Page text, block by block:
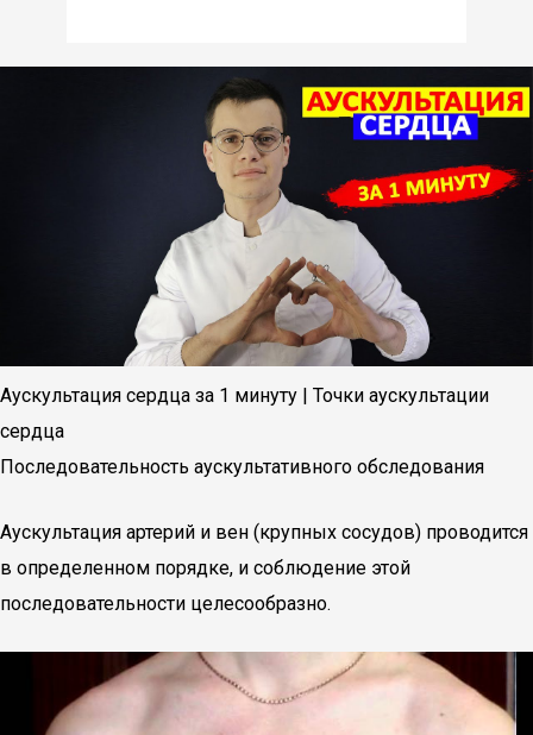
Аускультация сердца за 1 минуту | Точки аускультации
сердца
Последовательность аускультативного обследования
Аускультация артерий и вен (крупных сосудов) проводится
в определенном порядке, и соблюдение этой
последовательности целесообразно.